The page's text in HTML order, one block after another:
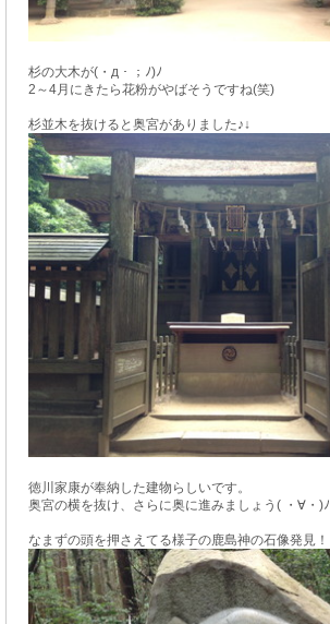
杉の大木が(・д・；ﾉ)ﾉ
2～4月にきたら花粉がやばそうですね(笑)
杉並木を抜けると奥宮がありました♪↓
徳川家康が奉納した建物らしいです。
奥宮の横を抜け、さらに奥に進みましょう( ・∀・)ﾉ
なまずの頭を押さえてる様子の鹿島神の石像発見！